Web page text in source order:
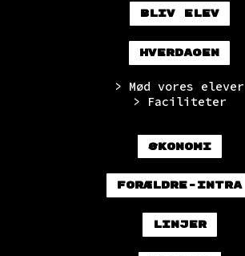
Bliv elev
Hverdagen
> Mød vores elever
> Faciliteter
Økonomi
Forældre-intra
Linjer